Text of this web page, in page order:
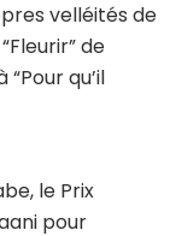
velléités de
de
qu’il
le Prix
pour